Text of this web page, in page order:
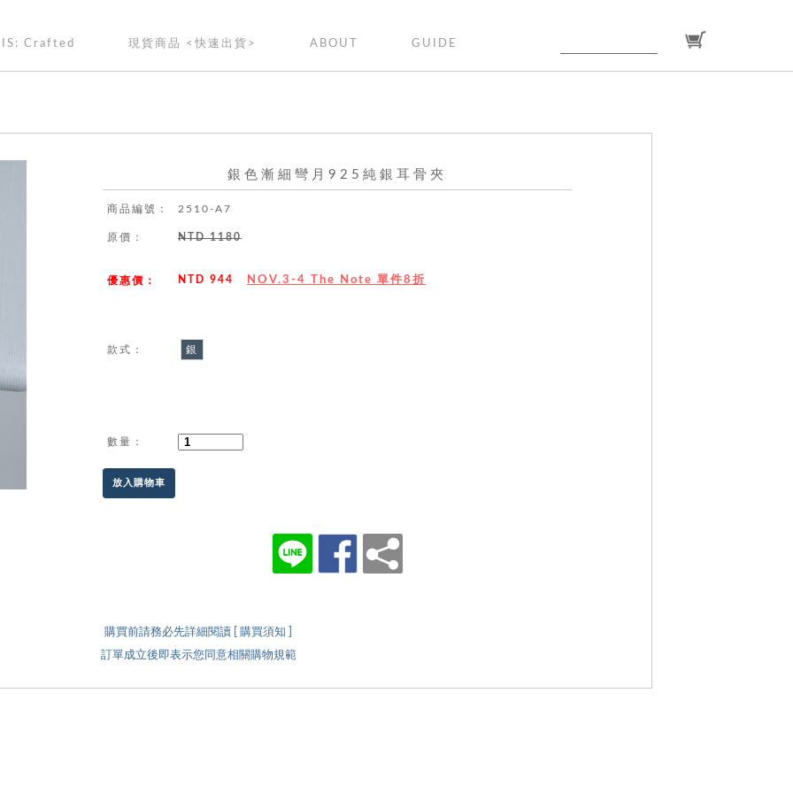
Crafted 現貨商品 <快速出貨> ABOUT GUIDE
銀色漸細彎月925純銀耳骨夾
商品編號： 2510-A7
原價： NTD 1180
優惠價： NTD 944 NOV.3-4 The Note 單件8折
款式： 銀
數量：
放入購物車
購買前請務必先詳細閱讀 [ 購買須知 ]
訂單成立後即表示您同意相關購物規範